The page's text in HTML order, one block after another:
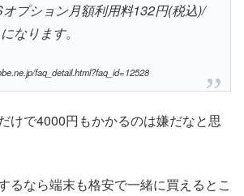
プション月額利用料132円(税込)/
なります。
faq_detail.html?faq_id=12528
けで4000円もかかるのは嫌だなと思
るなら端末も格安で一緒に買えるとこ